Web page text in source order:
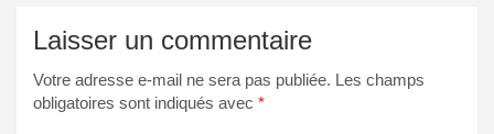
Laisser un commentaire
Votre adresse e-mail ne sera pas publiée. Les champs
obligatoires sont indiqués avec *